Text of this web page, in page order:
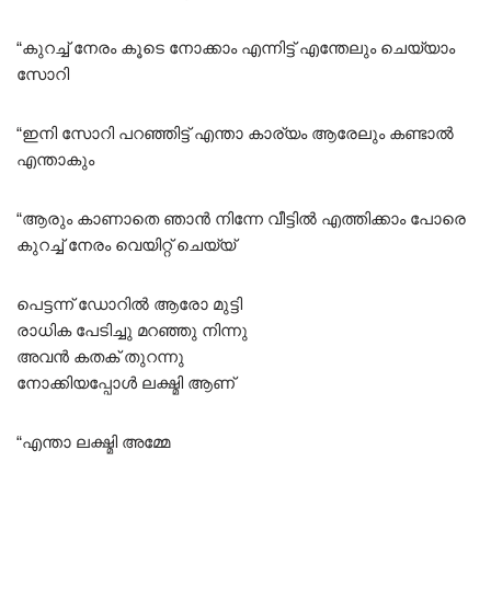
“കുറച്ച് നേരം കൂടെ നോക്കാം എന്നിട്ട് എന്തേലും ചെയ്യാം
സോറി
“ഇനി സോറി പറഞ്ഞിട്ട് എന്താ കാര്യം ആരേലും കണ്ടാൽ
എന്താകും
“ആരും കാണാതെ ഞാൻ നിന്നേ വീട്ടിൽ എത്തിക്കാം പോരെ
കുറച്ച് നേരം വെയിറ്റ് ചെയ്യ്
പെട്ടന്ന് ഡോറിൽ ആരോ മുട്ടി
രാധിക പേടിച്ചു മറഞ്ഞു നിന്നു
അവൻ കതക് തുറന്നു
നോക്കിയപ്പോൾ ലക്ഷ്മി ആണ്
“എന്താ ലക്ഷ്മി അമ്മേ